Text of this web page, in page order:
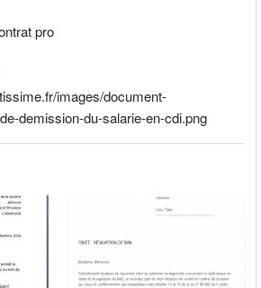
pro
images/document-
demission-du-salarie-en-cdi.png